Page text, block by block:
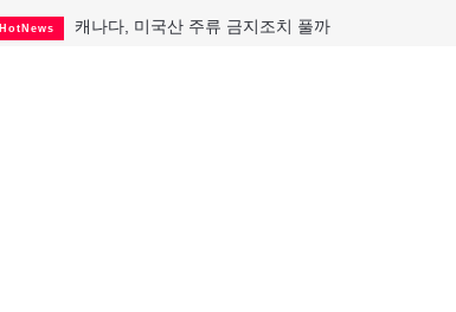
HotNews 캐나다, 미국산 주류 금지조치 풀까